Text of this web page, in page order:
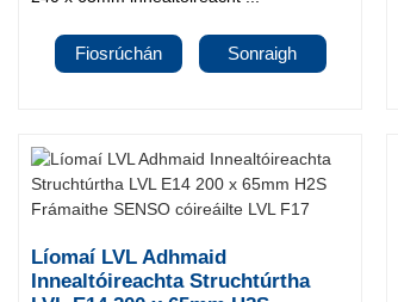
Fiosrúchán Sonraigh
Líomaí LVL Adhmaid
Innealtóireachta Struchtúrtha